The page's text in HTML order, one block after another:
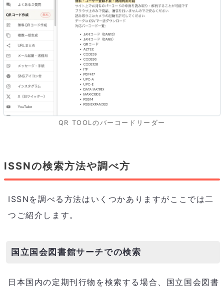
QR TOOLのバーコードリーダー
ISSNの検索方法や調べ方
ISSNを調べる方法はいくつかありますがここでは二
つご紹介します。
国立国会図書館サーチでの検索
日本国内の定期刊行物を検索する場合、国立国会図書